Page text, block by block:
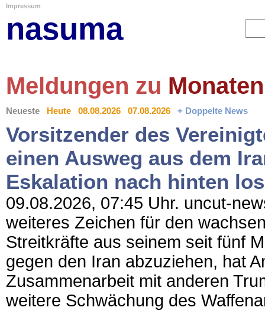
Impressum
nasuma
Meldungen zu Monaten
Neueste Heute 08.08.2026 07.08.2026 + Doppelte News
Vorsitzender des
einen Ausweg aus dem
Eskalation nach hinten
09.08.2026, 07:45 Uhr. uncut-
weiteres Zeichen für den
Streitkräfte aus seinem seit fünf
gegen den Iran abzuziehen, hat
Zusammenarbeit mit anderen
weitere Schwächung des